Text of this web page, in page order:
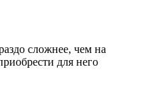
сложнее, чем на
для него